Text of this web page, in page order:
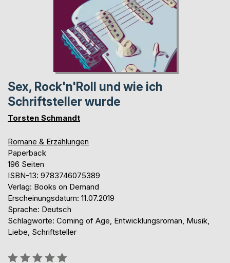
Sex, Rock'n'Roll und wie ich
Schriftsteller wurde
Torsten Schmandt
Romane & Erzählungen
Paperback
196 Seiten
ISBN-13: 9783746075389
Verlag: Books on Demand
Erscheinungsdatum: 11.07.2019
Sprache: Deutsch
Schlagworte: Coming of Age, Entwicklungsroman, Musik,
Liebe, Schriftsteller
Bewertung::